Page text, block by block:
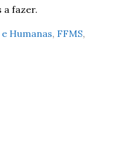
a fazer.
Humanas, FFMS,